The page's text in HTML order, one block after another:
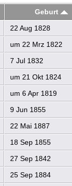
Geburt
22 Aug 1828
um 22 Mrz 1822
7 Jul 1832
um 21 Okt 1824
um 6 Apr 1819
9 Jun 1855
22 Mai 1887
18 Sep 1855
27 Sep 1842
25 Sep 1884